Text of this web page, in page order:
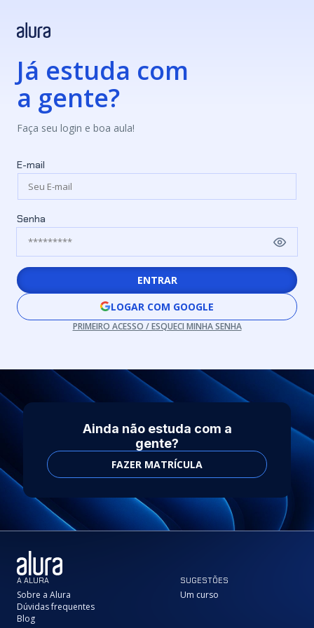
Já estuda com
a gente?
Faça seu login e boa aula!
E-mail
Senha
ENTRAR
LOGAR COM GOOGLE
PRIMEIRO ACESSO / ESQUECI MINHA SENHA
Ainda não estuda com a
gente?
FAZER MATRÍCULA
A ALURA
Sobre a Alura
Dúvidas frequentes
Blog
SUGESTÕES
Um curso